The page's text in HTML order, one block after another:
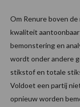
Om Renure boven
kwaliteit
bemonstering en
wordt onder andere
stikstof en totale
Voldoet een partij
opnieuw worden